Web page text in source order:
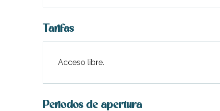
Tarifas
Acceso libre.
Periodos de apertura